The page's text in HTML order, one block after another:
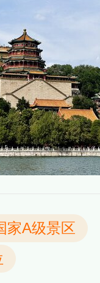
趣，高度
园准则
家A级景区